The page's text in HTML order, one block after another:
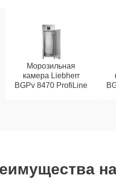
Морозильная
камера Liebherr
BGPv 8470 ProfiLine